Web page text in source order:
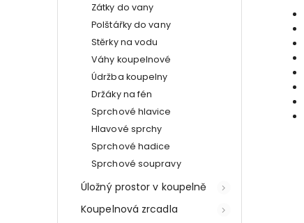
Zátky do vany
Polštářky do vany
Stěrky na vodu
Váhy koupelnové
Údržba koupelny
Držáky na fén
Sprchové hlavice
Hlavové sprchy
Sprchové hadice
Sprchové soupravy
Úložný prostor v koupelně
Koupelnová zrcadla